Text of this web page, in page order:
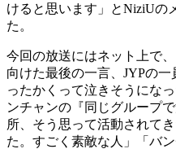
けると思います」とNiziUの
た。
今回の放送にはネット上で
向けた最後の一言、JYPの
ったかくって泣きそうにな
ンチャンの『同じグループ
所、そう思って活動されて
た。すごく素敵な人」「バ